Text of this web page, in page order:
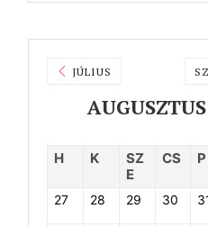
JÚLIUS
H K
SZ
E
CS P
27 28 29 30